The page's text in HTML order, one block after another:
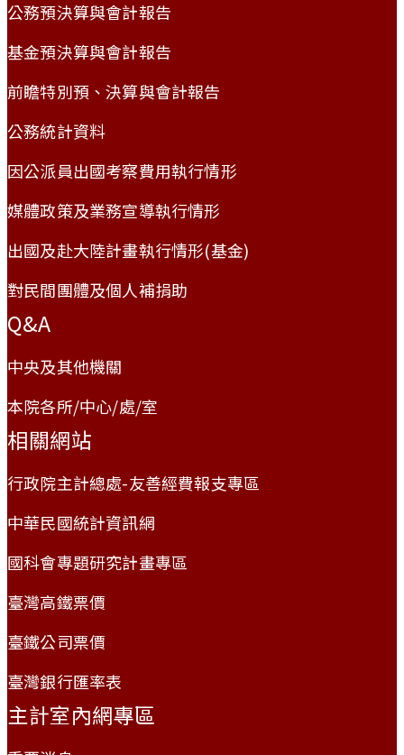
公務預決算與會計報告
基金預決算與會計報告
前瞻特別預、決算與會計報告
公務統計資料
因公派員出國考察費用執行情形
媒體政策及業務宣導執行情形
出國及赴大陸計畫執行情形(基金)
對民間團體及個人補捐助
Q&A
中央及其他機關
本院各所/中心/處/室
相關網站
行政院主計總處-友善經費報支專區
中華民國統計資訊網
國科會專題研究計畫專區
臺灣高鐵票價
臺鐵公司票價
臺灣銀行匯率表
主計室內網專區